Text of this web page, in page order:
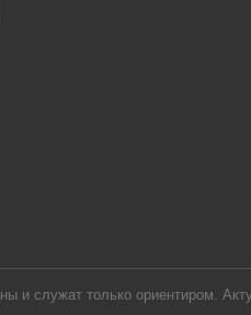
и служат только ориентиром.